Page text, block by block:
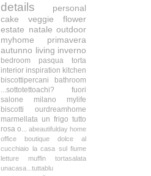
details
personal
cake
veggie
flower
estate natale outdoor
myhome
primavera
autunno living inverno
bedroom pasqua
torta
interior inspiration kitchen
biscottipercani
bathroom
...sottotettoachi?
fuori
salone milano
mylife
biscotti
ourdreamhome
marmellata un frigo tutto
rosa o... abeautifulday home
office
boutique
dolce al
cucchiaio la casa sul fiume
letture
muffin
tortasalata
unacasa...tuttablu